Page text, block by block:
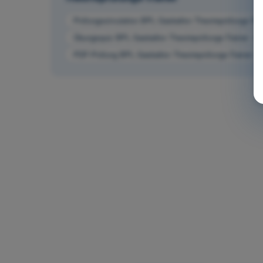
Prüfungssimulation BPL Gasballon Theorieprüfungs-
Übungsquiz BPL Gasballon Theorieprüfungs-Trainer -
PDF-Prüfung BPL Gasballon Theorieprüfungs-Trainer -